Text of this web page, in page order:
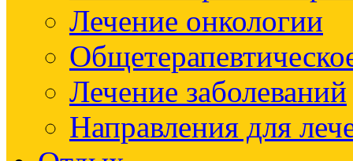
Лечение онкологии
Лечение заболеваний
Направления для